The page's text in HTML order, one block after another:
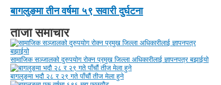
बागलुङमा तीन वर्षमा ५९ सवारी दुर्घटना
ताजा समाचार
सामाजिक सञ्जालको दुरुपयोग रोक्न प्रमुख जिल्ला अधिकारीलाई ज्ञापनपत्र बझाईयो
बागलुङमा भदौ २८ र २९ गते पाँचौं तीज मेला हुने